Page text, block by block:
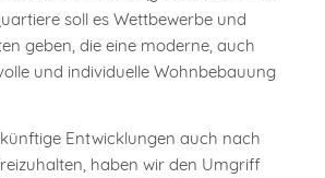
soll es Wettbewerbe und
geben, die eine moderne, auch
und individuelle Wohnbebauung
künftige Entwicklungen auch nach
haben wir den Umgriff